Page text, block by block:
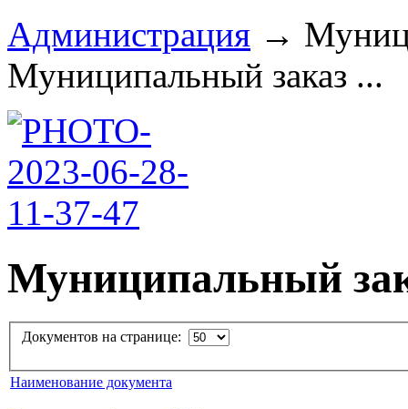
Администрация →
Муниципальный заказ ...
Муниципальный
Документов на странице:
Наименование документа